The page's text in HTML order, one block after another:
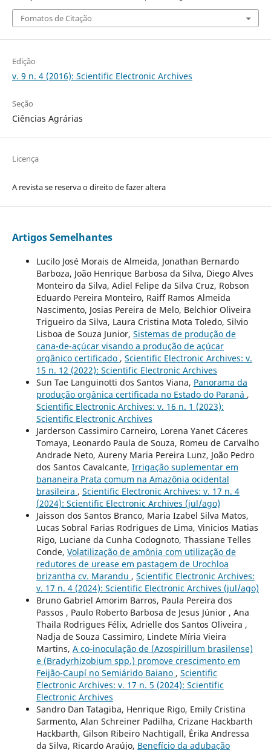
Fomatos de Citação
Edição
v. 9 n. 4 (2016): Scientific Electronic Archives
Seção
Ciências Agrárias
Licença
A revista se reserva o direito de fazer altera
Artigos Semelhantes
Lucilo José Morais de Almeida, Jonathan Bernardo
Barboza, João Henrique Barbosa da Silva, Diego Alves
Monteiro da Silva, Adiel Felipe da Silva Cruz, Robson
Eduardo Pereira Monteiro, Raiff Ramos Almeida
Nascimento, Josias Pereira de Melo, Belchior Oliveira
Trigueiro da Silva, Laura Cristina Mota Toledo, Silvio
Lisboa de Souza Junior, Sistemas de produção de
cana-de-açúcar visando a produção de açúcar
orgânico certificado , Scientific Electronic Archives: v.
15 n. 12 (2022): Scientific Electronic Archives
Sun Tae Languinotti dos Santos Viana, Panorama da
produção orgânica certificada no Estado do Paraná ,
Scientific Electronic Archives: v. 16 n. 1 (2023):
Scientific Electronic Archives
Jarderson Cassimiro Carneiro, Lorena Yanet Cáceres
Tomaya, Leonardo Paula de Souza, Romeu de Carvalho
Andrade Neto, Aureny Maria Pereira Lunz, João Pedro
dos Santos Cavalcante, Irrigação suplementar em
bananeira Prata comum na Amazônia ocidental
brasileira , Scientific Electronic Archives: v. 17 n. 4
(2024): Scientific Electronic Archives (jul/ago)
Jaisson dos Santos Branco, Maria Izabel Silva Matos,
Lucas Sobral Farias Rodrigues de Lima, Vinicios Matias
Rigo, Luciane da Cunha Codognoto, Thassiane Telles
Conde, Volatilização de amônia com utilização de
redutores de urease em pastagem de Urochloa
brizantha cv. Marandu , Scientific Electronic Archives:
v. 17 n. 4 (2024): Scientific Electronic Archives (jul/ago)
Bruno Gabriel Amorim Barros, Paula Pereira dos
Passos , Paulo Roberto Barbosa de Jesus Júnior , Ana
Thaila Rodrigues Félix, Adrielle dos Santos Oliveira ,
Nadja de Souza Cassimiro, Lindete Míria Vieira
Martins, A co-inoculação de (Azospirillum brasilense)
e (Bradyrhizobium spp.) promove crescimento em
Feijão-Caupí no Semiárido Baiano , Scientific
Electronic Archives: v. 17 n. 5 (2024): Scientific
Electronic Archives
Sandro Dan Tatagiba, Henrique Rigo, Emily Cristina
Sarmento, Alan Schreiner Padilha, Crizane Hackbarth
Hackbarth, Gilson Ribeiro Nachtigall, Érika Andressa
da Silva, Ricardo Araújo, Benefício da adubação